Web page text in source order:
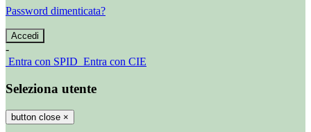
Password dimenticata?
-
Entra con SPID Entra con CIE
Seleziona utente
button close ×